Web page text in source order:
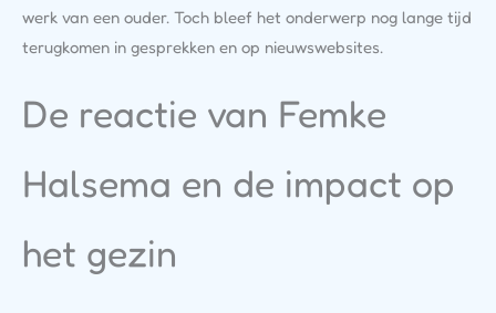
werk van een ouder. Toch bleef het onderwerp nog lange tijd
terugkomen in gesprekken en op nieuwswebsites.
De reactie van Femke
Halsema en de impact op
het gezin